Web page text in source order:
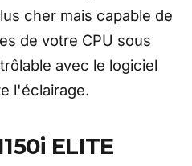
cher mais capable de
de votre CPU sous
avec le logiciel
l'éclairage.
ELITE